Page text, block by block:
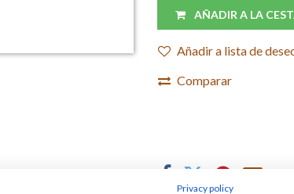
AÑADIR A LA
Añadir a lista de
Comparar
Privacy policy